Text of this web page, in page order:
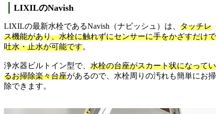
LIXILのNavish
LIXILの最新水栓であるNavish（ナビッシュ）は、 タッチレ
ス機能があり、水栓に触れずにセンサーに手をかざすだけで
吐水・止水が可能です。
浄水器ビルトイン型で、 水栓の台座がスカート状になってい
るお掃除楽々台座があるので、水栓周りの汚れも簡単にお掃
除できます。